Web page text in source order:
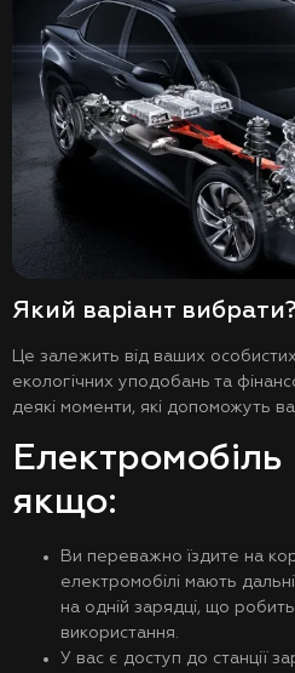
Який варіант вибрати?
Це залежить від ваших
екологічних уподобань та
деякі моменти, які допоможуть
Електромобіль
якщо:
Ви переважно їздите на
електромобілі мають
на одній зарядці, що
використання.
У вас є доступ до станції